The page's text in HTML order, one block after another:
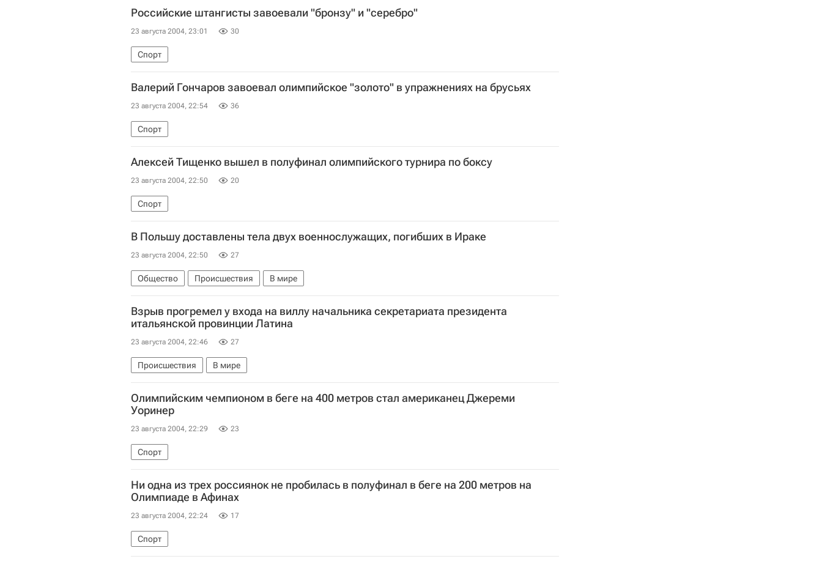
Российские штангисты завоевали "бронзу" и "серебро"
23 августа 2004, 23:01 30
Спорт
Валерий Гончаров завоевал олимпийское "золото" в упражнениях на брусьях
23 августа 2004, 22:54 36
Спорт
Алексей Тищенко вышел в полуфинал олимпийского турнира по боксу
23 августа 2004, 22:50 20
Спорт
В Польшу доставлены тела двух военнослужащих, погибших в Ираке
23 августа 2004, 22:50 27
Общество Происшествия В мире
Взрыв прогремел у входа на виллу начальника секретариата президента
итальянской провинции Латина
23 августа 2004, 22:46 27
Происшествия В мире
Олимпийским чемпионом в беге на 400 метров стал американец Джереми
Уоринер
23 августа 2004, 22:29 23
Спорт
Ни одна из трех россиянок не пробилась в полуфинал в беге на 200 метров на
Олимпиаде в Афинах
23 августа 2004, 22:24 17
Спорт